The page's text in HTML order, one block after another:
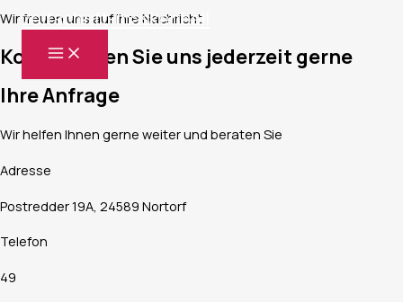
Zum
springen
zeitschrift-maskenball
MAIN
MENU
Wir freuen uns auf Ihre Nachricht
Kontaktieren Sie uns jederzeit gerne
Ihre Anfrage
Wir helfen Ihnen gerne weiter und beraten Sie
Adresse
Postredder 19A, 24589 Nortorf
Telefon
49